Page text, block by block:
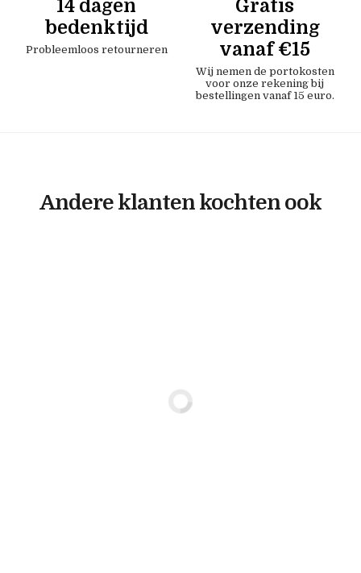
14 dagen
bedenktijd
Probleemloos retourneren
Gratis
verzending
vanaf €15
Wij nemen de portokosten
voor onze rekening bij
bestellingen vanaf 15 euro.
Andere klanten kochten ook